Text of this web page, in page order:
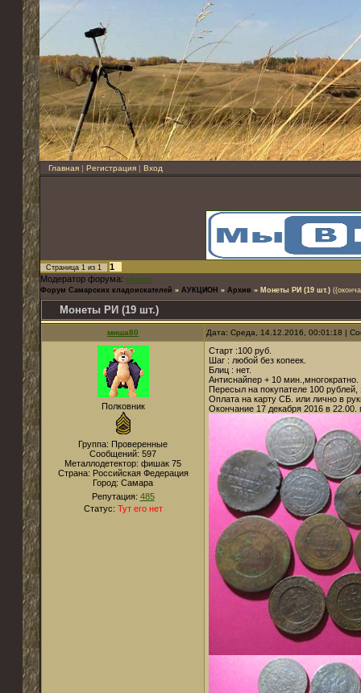
Главная | Регистрация | Вход
Страница 1 из 1
1
Модератор форума: skvorec
Форум Самарских кладоискателей » АУКЦИОН » Архив » Монеты РИ (19 шт.)
Монеты РИ (19 шт.)
миша80 Дата: Среда, 14.12.2016, 00:01:18 |
Полковник
Группа: Проверенные
Сообщений: 597
Металлодетектор: фишак 75
Страна: Российская Федерация
Город: Самара
Репутация: 485
Статус: Тут его нет
Старт :100 руб.
Шаг : любой без копеек.
Блиц : нет.
Антиснайпер + 10 мин.,многократно.
Пересыл на покупателе 100 рублей,
Оплата на карту СБ. или лично в
Окончание 17 декабря 2016 в